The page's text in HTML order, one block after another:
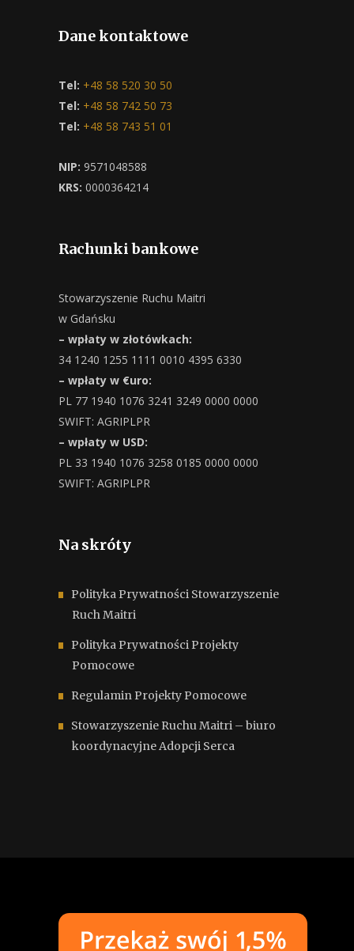
Dane kontaktowe
Tel: +48 58 520 30 50
Tel: +48 58 742 50 73
Tel: +48 58 743 51 01
NIP: 9571048588
KRS: 0000364214
Rachunki bankowe
Stowarzyszenie Ruchu Maitri
w Gdańsku
– wpłaty w złotówkach:
34 1240 1255 1111 0010 4395 6330
– wpłaty w €uro:
PL 77 1940 1076 3241 3249 0000 0000
SWIFT: AGRIPLPR
– wpłaty w USD:
PL 33 1940 1076 3258 0185 0000 0000
SWIFT: AGRIPLPR
Na skróty
Polityka Prywatności Stowarzyszenie
Ruch Maitri
Polityka Prywatności Projekty
Pomocowe
Regulamin Projekty Pomocowe
Stowarzyszenie Ruchu Maitri – biuro
koordynacyjne Adopcji Serca